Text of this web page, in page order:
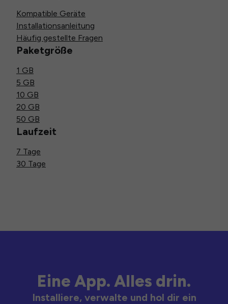
Kompatible Geräte
Installationsanleitung
Häufig gestellte Fragen
Paketgröße
1 GB
5 GB
10 GB
20 GB
50 GB
Laufzeit
7 Tage
30 Tage
Eine App. Alles drin.
Installiere, verwalte und hol dir ein